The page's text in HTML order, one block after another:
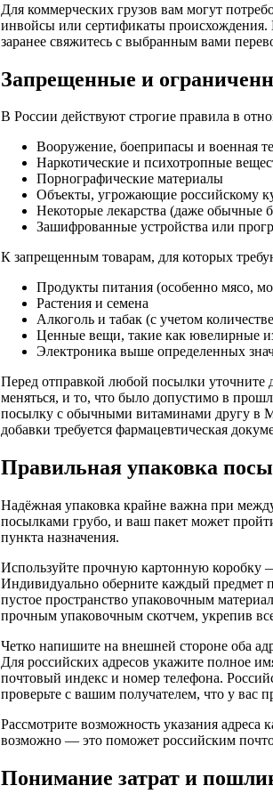
Для коммерческих грузов вам могут
инвойсы или сертификаты происхождения.
заранее свяжитесь с выбранным вами
Запрещенные и
В России действуют строгие правила в
Вооружение, боеприпасы и военная
Наркотические и психотропные
Порнографические материалы
Объекты, угрожающие российскому
Некоторые лекарства (даже обычные
Зашифрованные устройства или
К запрещенным товарам, для которых
Продукты питания (особенно мясо,
Растения и семена
Алкоголь и табак (с учетом
Ценные вещи, такие как ювелирные
Электроника выше определенных
Перед отправкой любой посылки уточните
меняться, и то, что было допустимо в
посылку с обычными витаминами другу в
добавки требуется фармацевтическая
Правильная упаковка
Надёжная упаковка крайне важна при
посылками грубо, и ваш пакет может
пункта назначения.
Используйте прочную картонную
Индивидуально оберните каждый предмет
пустое пространство упаковочным
прочным упаковочным скотчем, укрепив
Четко напишите на внешней стороне оба
Для российских адресов укажите полное
почтовый индекс и номер телефона.
проверьте с вашим получателем, что у вас
Рассмотрите возможность указания адреса
возможно — это поможет российским
Понимание затрат и